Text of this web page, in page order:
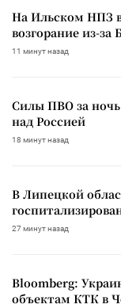
На Ильском НПЗ
возгорание из-за
11 минут назад
Силы ПВО за ночь
над Россией
18 минут назад
В Липецкой
27 минут назад
Bloomberg:
объектам КТК в